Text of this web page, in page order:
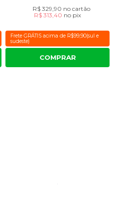
R$ 329,90 no cartão
R$ 313,40 no pix
Frete GRÁTIS acima de R$99,90(sul e
sudeste)
COMPRAR